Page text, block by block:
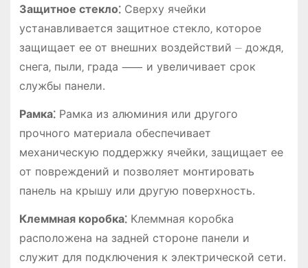
Защитное стекло⁚Сверху ячейки
устанавливается защитное стекло‚ которое
защищает ее от внешних воздействий ⏤ дождя‚
снега‚ пыли‚ града ⸺ и увеличивает срок
службы панели․
Рамка⁚Рамка из алюминия или другого
прочного материала обеспечивает
механическую поддержку ячейки‚ защищает ее
от повреждений и позволяет монтировать
панель на крышу или другую поверхность․
Клеммная коробка⁚Клеммная коробка
расположена на задней стороне панели и
служит для подключения к электрической сети․